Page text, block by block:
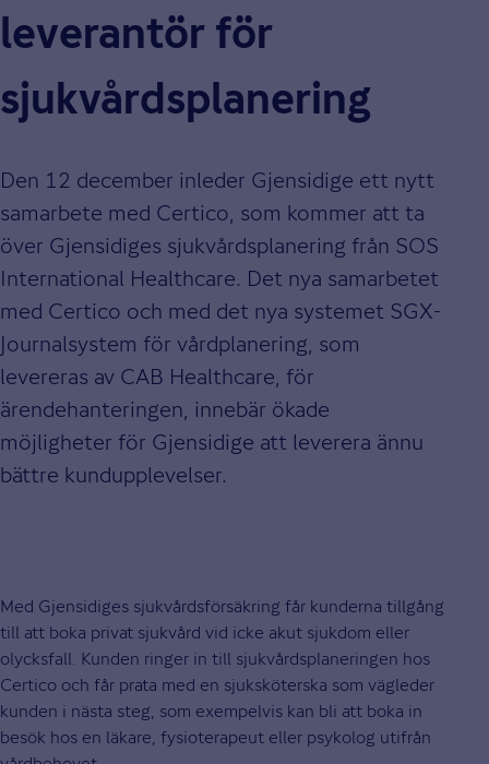
leverantör för
sjukvårdsplanering
Den 12 december inleder Gjensidige ett nytt
samarbete med Certico, som kommer att ta
över Gjensidiges sjukvårdsplanering från SOS
International Healthcare. Det nya samarbetet
med Certico och med det nya systemet SGX-
Journalsystem för vårdplanering, som
levereras av CAB Healthcare, för
ärendehanteringen, innebär ökade
möjligheter för Gjensidige att leverera ännu
bättre kundupplevelser.
Med Gjensidiges sjukvårdsförsäkring får kunderna tillgång
till att boka privat sjukvård vid icke akut sjukdom eller
olycksfall. Kunden ringer in till sjukvårdsplaneringen hos
Certico och får prata med en sjuksköterska som vägleder
kunden i nästa steg, som exempelvis kan bli att boka in
besök hos en läkare, fysioterapeut eller psykolog utifrån